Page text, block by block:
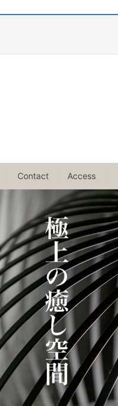
Contact Access